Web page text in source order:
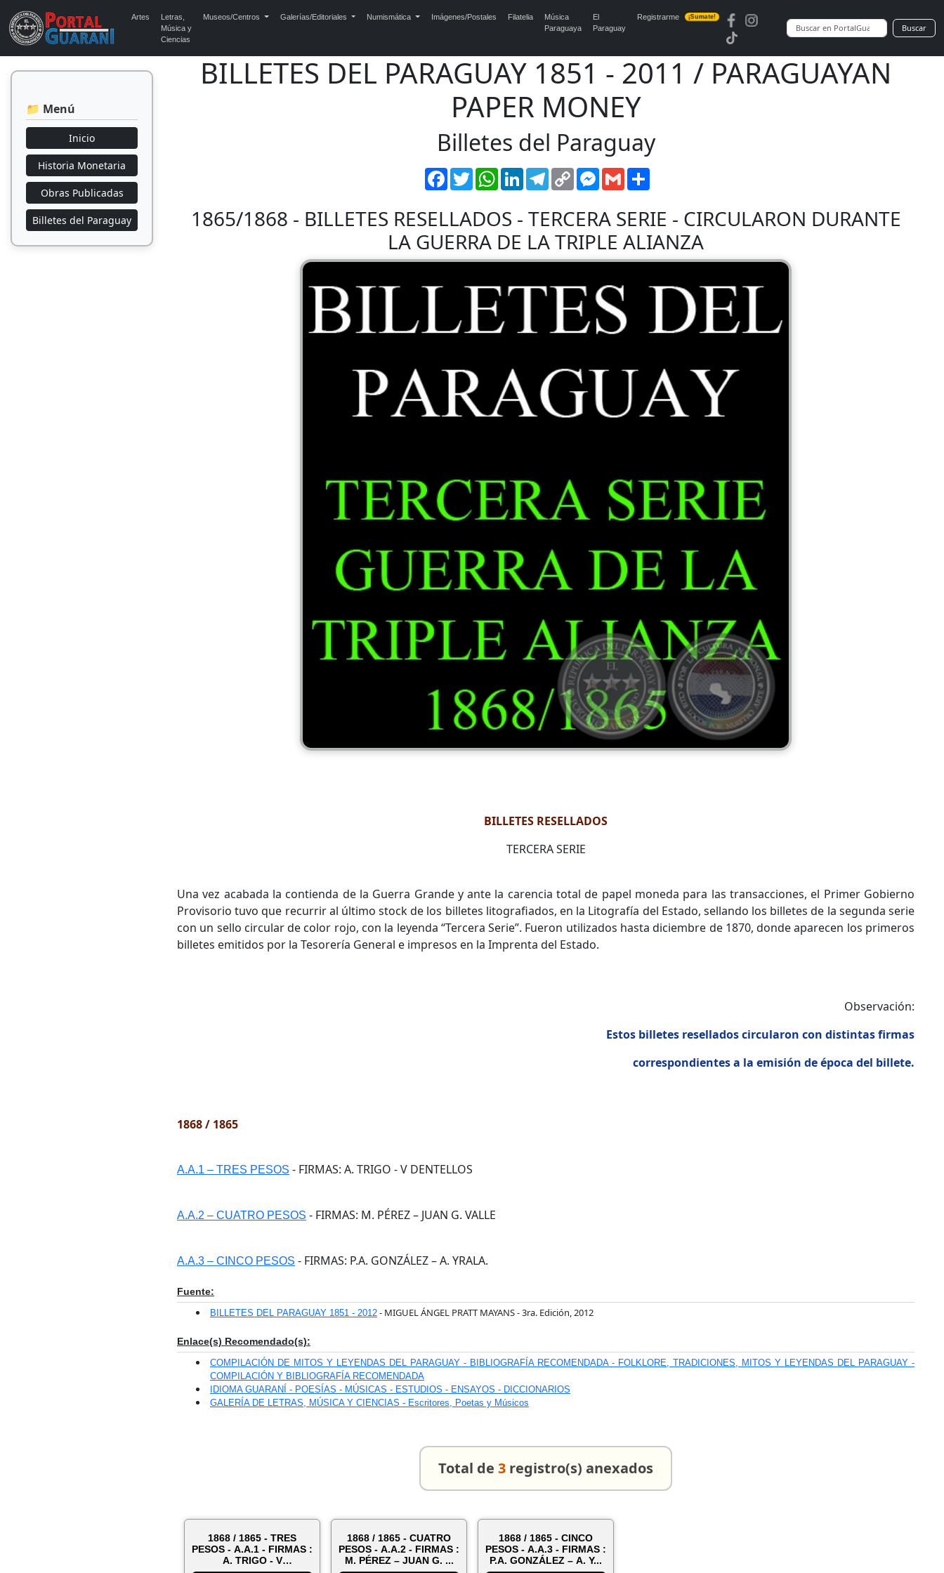
Artes
Letras,
Música y
Ciencias
Museos/Centros Galerías/Editoriales Numismática Imágenes/Postales Filatelia
Música
Paraguaya
El
Paraguay
Registrarme ¡Sumate!
Buscar
📁 Menú
Inicio
Historia Monetaria
Obras Publicadas
Billetes del Paraguay
BILLETES DEL PARAGUAY 1851 - 2011 / PARAGUAYAN
PAPER MONEY
Billetes del Paraguay
Facebook
TwitterWhatsApp
LinkedInTelegram
Copy
Link
Messenger
Gmail
1865/1868 - BILLETES RESELLADOS - TERCERA SERIE - CIRCULARON DURANTE
LA GUERRA DE LA TRIPLE ALIANZA
BILLETES RESELLADOS
TERCERA SERIE
Una vez acabada la contienda de la Guerra Grande y ante la carencia total de papel moneda para las transacciones, el Primer Gobierno
Provisorio tuvo que recurrir al último stock de los billetes litografiados, en la Litografía del Estado, sellando los billetes de la segunda serie
con un sello circular de color rojo, con la leyenda “Tercera Serie”. Fueron utilizados hasta diciembre de 1870, donde aparecen los primeros
billetes emitidos por la Tesorería General e impresos en la Imprenta del Estado.
Observación:
Estos billetes resellados circularon con distintas firmas
correspondientes a la emisión de época del billete.
1868 / 1865
A.A.1 – TRES PESOS - FIRMAS: A. TRIGO - V DENTELLOS
A.A.2 – CUATRO PESOS - FIRMAS: M. PÉREZ – JUAN G. VALLE
A.A.3 – CINCO PESOS - FIRMAS: P.A. GONZÁLEZ – A. YRALA.
Fuente:
BILLETES DEL PARAGUAY 1851 - 2012 - MIGUEL ÁNGEL PRATT MAYANS - 3ra. Edición, 2012
Enlace(s) Recomendado(s):
COMPILACIÓN DE MITOS Y LEYENDAS DEL PARAGUAY - BIBLIOGRAFÍA RECOMENDADA - FOLKLORE, TRADICIONES, MITOS Y LEYENDAS DEL PARAGUAY -
COMPILACIÓN Y BIBLIOGRAFÍA RECOMENDADA
IDIOMA GUARANÍ - POESÍAS - MÚSICAS - ESTUDIOS - ENSAYOS - DICCIONARIOS
GALERÍA DE LETRAS, MÚSICA Y CIENCIAS - Escritores, Poetas y Músicos
Total de 3 registro(s) anexados
1868 / 1865 - TRES
PESOS - A.A.1 - FIRMAS :
A. TRIGO - V
1868 / 1865 - CUATRO
PESOS - A.A.2 - FIRMAS :
M. PÉREZ – JUAN G. ...
1868 / 1865 - CINCO
PESOS - A.A.3 - FIRMAS :
P.A. GONZÁLEZ – A. Y...